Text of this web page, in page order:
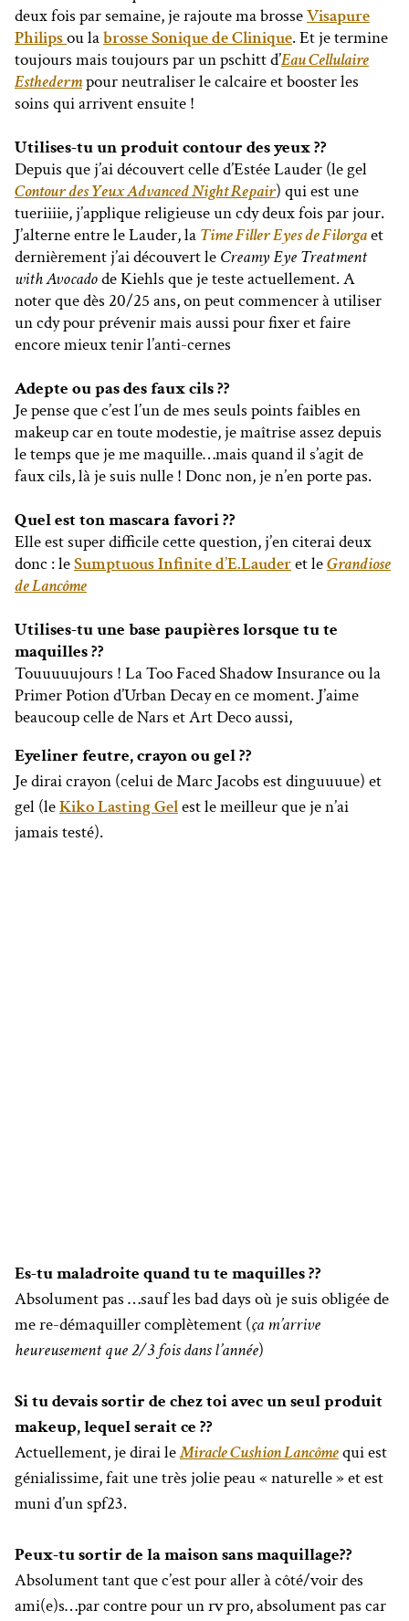
deux fois par semaine, je rajoute ma brosseVisapure
Philipsou labrosse Sonique de Clinique. Et je termine
toujours mais toujours par un pschitt d’Eau Cellulaire
Esthedermpour neutraliser le calcaire et booster les
soins qui arrivent ensuite !
Utilises-tu un produit contour des yeux ??
Depuis que j’ai découvert celle d’Estée Lauder (le gel
Contour des Yeux Advanced Night Repair) qui est une
tueriiiie, j’applique religieuse un cdy deux fois par jour.
J’alterne entre le Lauder, la Time Filler Eyes de Filorgaet
dernièrement j’ai découvert le Creamy Eye Treatment
with Avocadode Kiehls que je teste actuellement. A
noter que dès 20/25 ans, on peut commencer à utiliser
un cdy pour prévenir mais aussi pour fixer et faire
encore mieux tenir l’anti-cernes
Adepte ou pas des faux cils ??
Je pense que c’est l’un de mes seuls points faibles en
makeup car en toute modestie, je maîtrise assez depuis
le temps que je me maquille…mais quand il s’agit de
faux cils, là je suis nulle ! Donc non, je n’en porte pas.
Quel est ton mascara favori ??
Elle est super difficile cette question, j’en citerai deux
donc : leSumptuous Infinite d’E.Lauderet leGrandiose
de Lancôme
Utilises-tu une base paupières lorsque tu te
maquilles ??
Touuuuujours ! La Too Faced Shadow Insurance ou la
Primer Potion d’Urban Decay en ce moment. J’aime
beaucoup celle de Nars et Art Deco aussi,
Eyeliner feutre, crayon ou gel ??
Je dirai crayon (celui de Marc Jacobs est dinguuuue) et
gel (leKiko Lasting Gelest le meilleur que je n’ai
jamais testé).
Es-tu maladroite quand tu te maquilles ??
Absolument pas …sauf les bad days où je suis obligée de
me re-démaquiller complètement (ça m’arrive
heureusement que 2/3 fois dans l’année)
Si tu devais sortir de chez toi avec un seul produit
makeup, lequel serait ce ??
Actuellement, je dirai leMiracle Cushion Lancômequi est
génialissime, fait une très jolie peau « naturelle » et est
muni d’un spf23.
Peux-tu sortir de la maison sans maquillage??
Absolument tant que c’est pour aller à côté/voir des
ami(e)s…par contre pour un rv pro, absolument pas car